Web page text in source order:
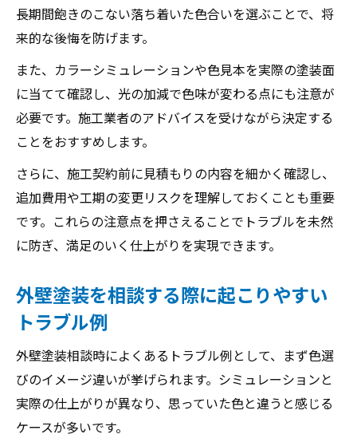
長期間飽きのこない落ち着いた色合いを選ぶことで、将
来的な後悔を防げます。
また、カラーシミュレーションや色見本を実際の塗装面
に当てて確認し、光の加減で色味が変わる点にも注意が
必要です。施工業者のアドバイスを受けながら決定する
ことをおすすめします。
さらに、施工契約前に見積もりの内容を細かく確認し、
追加費用や工期の変更リスクを理解しておくことも重要
です。これらの注意点を押さえることでトラブルを未然
に防ぎ、満足のいく仕上がりを実現できます。
外壁塗装を相談する際に起こりやすい
トラブル例
外壁塗装相談時によくあるトラブル例として、まず色選
びのイメージ違いが挙げられます。シミュレーションと
実際の仕上がりが異なり、思っていた色と違うと感じる
ケースが多いです。